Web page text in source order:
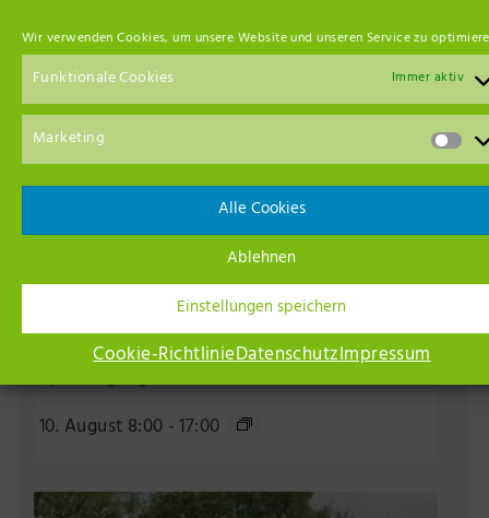
Wir verwenden Cookies, um unsere Website und unseren Service zu
Funktionale Cookies Immer aktiv
Marketing
Alle Cookies
Ablehnen
Einstellungen speichern
Cookie-RichtlinieDatenschutzImpressum
Kunst unterwegs – Kunst entdecken beim
Spaziergang
10. August 8:00-17:00